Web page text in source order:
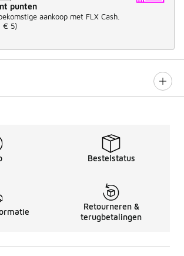
punten
aankoop met FLX Cash.
€ 5)
Bestelstatus
Retourneren &
terugbetalingen